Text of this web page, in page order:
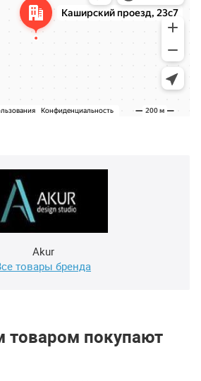
Akur
товары бренда
покупают